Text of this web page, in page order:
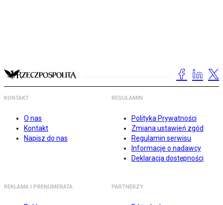
KONTAKT
O nas
Kontakt
Napisz do nas
REGULAMIN
Polityka Prywatności
Zmiana ustawień zgód
Regulamin serwisu
Informacje o nadawcy
Deklaracja dostępności
REKLAMA I PRENUMERATA PARTNERZY